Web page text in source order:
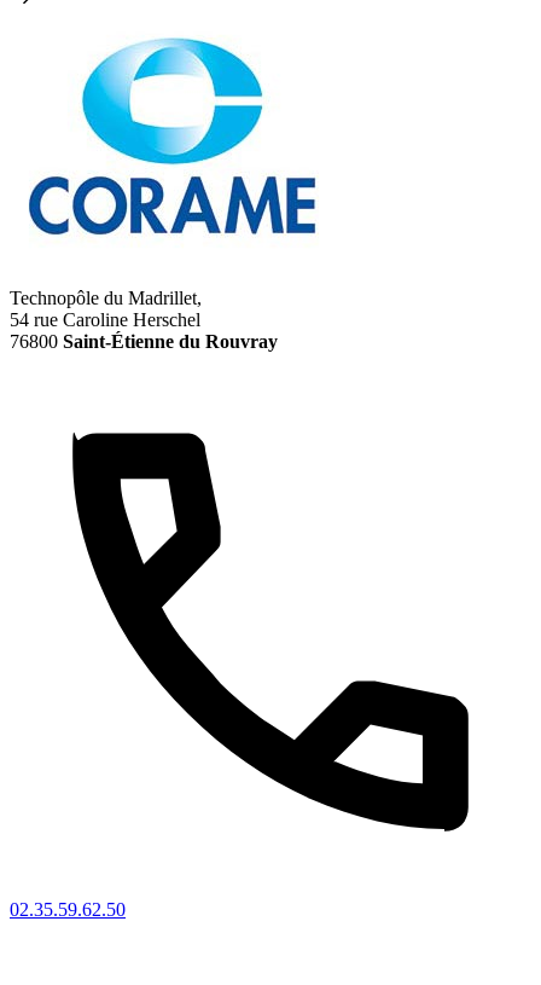
Technopôle du Madrillet,
54 rue Caroline Herschel
76800 Saint-Étienne du Rouvray
02.35.59.62.50